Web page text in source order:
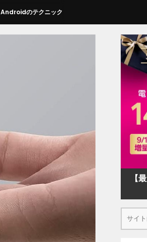
Androidのテクニック
【